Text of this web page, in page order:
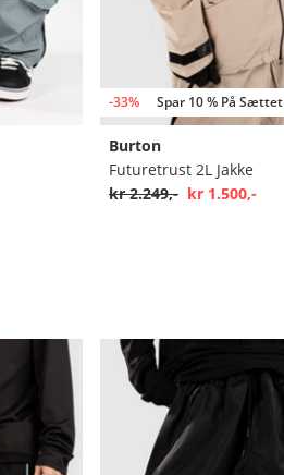
-33% Spar 10 % På Sættet
Burton
Futuretrust 2L Jakke
kr 2.249,- kr 1.500,-